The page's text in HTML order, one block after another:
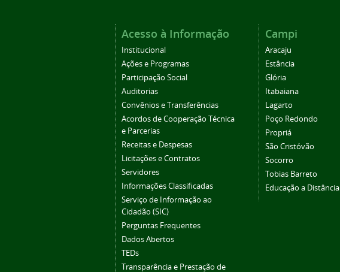
Acesso à Informação
Institucional
Ações e Programas
Participação Social
Auditorias
Convênios e Transferências
Acordos de Cooperação Técnica
e Parcerias
Receitas e Despesas
Licitações e Contratos
Servidores
Informações Classificadas
Serviço de Informação ao
Cidadão (SIC)
Perguntas Frequentes
Dados Abertos
TEDs
Transparência e Prestação de
Campi
Aracaju
Estância
Glória
Itabaiana
Lagarto
Poço Redondo
Propriá
São Cristóvão
Socorro
Tobias Barreto
Educação a Distância